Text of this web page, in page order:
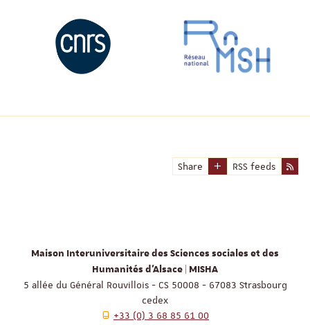
Share RSS feeds
Maison Interuniversitaire des Sciences sociales et des
Humanités d'Alsace | MISHA
5 allée du Général Rouvillois - CS 50008 - 67083 Strasbourg
cedex
+33 (0) 3 68 85 61 00